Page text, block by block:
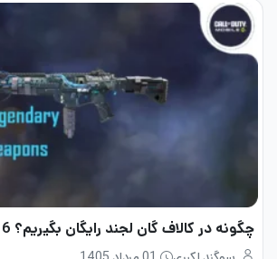
چگونه در کالاف گان لجند رایگان بگیریم؟ 6 روش